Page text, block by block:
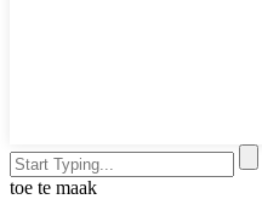
toe te maak